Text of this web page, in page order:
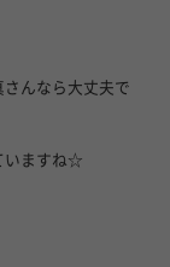
んなら大丈夫で
いますね☆